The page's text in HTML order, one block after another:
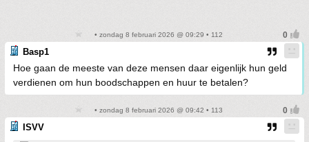
• zondag 8 februari 2026 @ 09:29 • 112
Basp1
Hoe gaan de meeste van deze mensen daar eigenlijk hun geld
verdienen om hun boodschappen en huur te betalen?
• zondag 8 februari 2026 @ 09:42 • 113
ISVV